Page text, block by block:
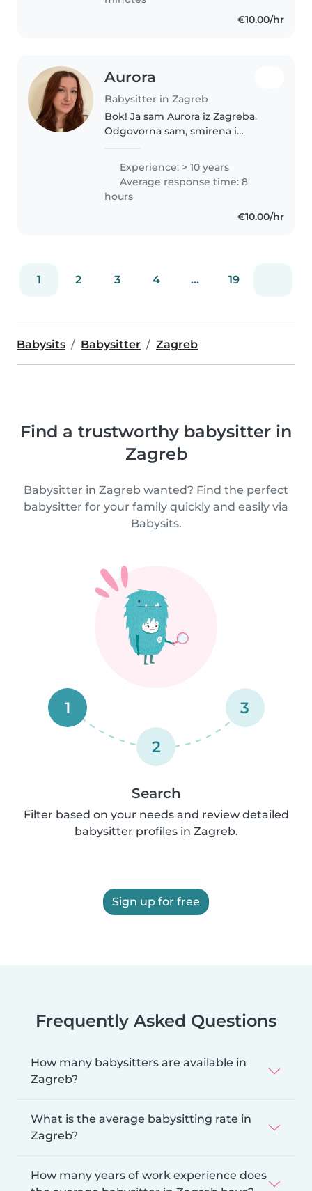
€10.00/hr
Aurora
Babysitter in Zagreb
Bok! Ja sam Aurora iz Zagreba.
Odgovorna sam, smirena i
djecu i želi se u budućnosti
profesionalno baviti ovim
poslom, te planiram upisati
program za..
Experience: > 10 years
Average response time: 8
hours
€10.00/hr
1 2 3 4 ... 19
Babysits Babysitter Zagreb
Find a trustworthy babysitter in
Zagreb
Babysitter in Zagreb wanted? Find the perfect
babysitter for your family quickly and easily via
Babysits.
1
2
3
Search
Filter based on your needs and review detailed
babysitter profiles in Zagreb.
Sign up for free
Frequently Asked Questions
How many babysitters are available in
Zagreb?
What is the average babysitting rate in
Zagreb?
How many years of work experience does